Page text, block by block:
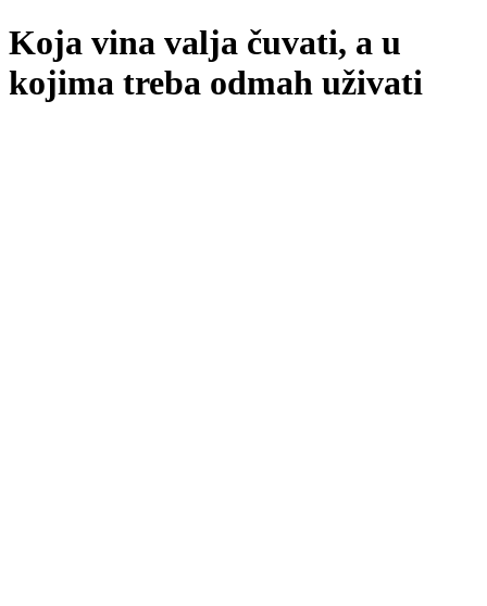
Koja vina valja čuvati, a u
kojima treba odmah uživati